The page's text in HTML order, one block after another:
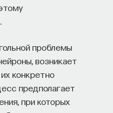
проблемы
возникает
конкретно
предполагает
при которых